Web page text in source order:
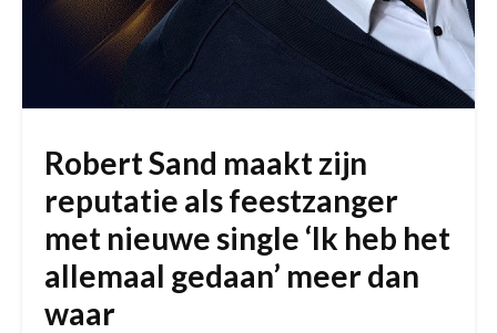
Robert Sand maakt zijn
reputatie als feestzanger
met nieuwe single ‘Ik heb het
allemaal gedaan’ meer dan
waar